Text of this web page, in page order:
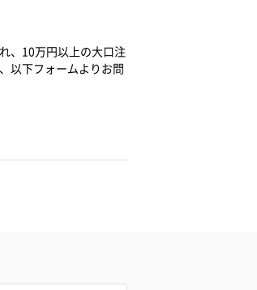
、10万円以上の大口注
以下フォームよりお問